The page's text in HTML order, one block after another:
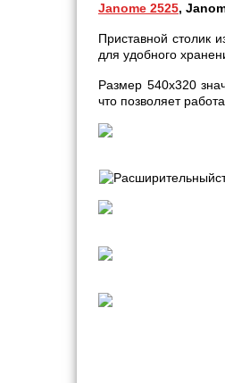
Janome 2525,
Приставной столик
для удобного
Размер 540х320
что позволяет